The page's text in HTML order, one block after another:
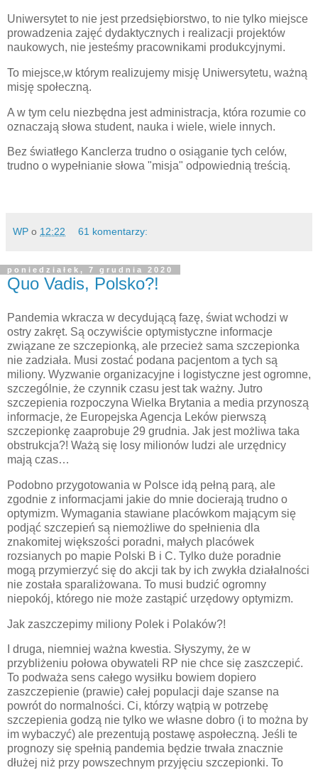
Uniwersytet to nie jest przedsiębiorstwo, to nie tylko miejsce
prowadzenia zajęć dydaktycznych i realizacji projektów
naukowych, nie jesteśmy pracownikami produkcyjnymi.
To miejsce,w którym realizujemy misję Uniwersytetu, ważną
misję społeczną.
A w tym celu niezbędna jest administracja, która rozumie co
oznaczają słowa student, nauka i wiele, wiele innych.
Bez światłego Kanclerza trudno o osiąganie tych celów,
trudno o wypełnianie słowa "misja" odpowiednią treścią.
WP o 12:22 61 komentarzy:
poniedziałek, 7 grudnia 2020
Quo Vadis, Polsko?!
Pandemia wkracza w decydującą fazę, świat wchodzi w
ostry zakręt. Są oczywiście optymistyczne informacje
związane ze szczepionką, ale przecież sama szczepionka
nie zadziała. Musi zostać podana pacjentom a tych są
miliony. Wyzwanie organizacyjne i logistyczne jest ogromne,
szczególnie, że czynnik czasu jest tak ważny. Jutro
szczepienia rozpoczyna Wielka Brytania a media przynoszą
informacje, że Europejska Agencja Leków pierwszą
szczepionkę zaaprobuje 29 grudnia. Jak jest możliwa taka
obstrukcja?! Ważą się losy milionów ludzi ale urzędnicy
mają czas…
Podobno przygotowania w Polsce idą pełną parą, ale
zgodnie z informacjami jakie do mnie docierają trudno o
optymizm. Wymagania stawiane placówkom mającym się
podjąć szczepień są niemożliwe do spełnienia dla
znakomitej większości poradni, małych placówek
rozsianych po mapie Polski B i C. Tylko duże poradnie
mogą przymierzyć się do akcji tak by ich zwykła działalności
nie została sparaliżowana. To musi budzić ogromny
niepokój, którego nie może zastąpić urzędowy optymizm.
Jak zaszczepimy miliony Polek i Polaków?!
I druga, niemniej ważna kwestia. Słyszymy, że w
przybliżeniu połowa obywateli RP nie chce się zaszczepić.
To podważa sens całego wysiłku bowiem dopiero
zaszczepienie (prawie) całej populacji daje szanse na
powrót do normalności. Ci, którzy wątpią w potrzebę
szczepienia godzą nie tylko we własne dobro (i to można by
im wybaczyć) ale prezentują postawę aspołeczną. Jeśli te
prognozy się spełnią pandemia będzie trwała znacznie
dłużej niż przy powszechnym przyjęciu szczepionki. To